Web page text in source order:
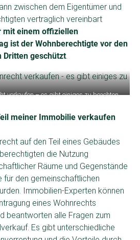
zwischen dem Eigentümer und
vertraglich vereinbart
mit einem offiziellen
ist der Wohnberechtigte vor den
Dritten geschützt.
verkaufen – es gibt einiges zu beachten
meiner Immobilie verkaufen
auf den Teil eines Gebäudes
die Nutzung
Räume und Gegenstände
den gemeinschaftlichen
Immobilien-Experten können
eines Wohnrechts
beantworten alle Fragen zum
Es gibt unterschiedliche